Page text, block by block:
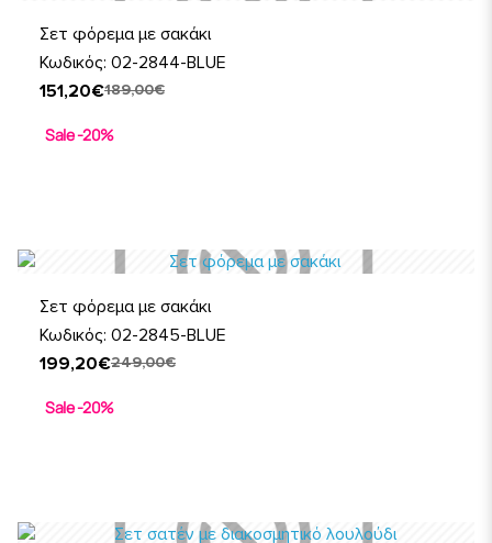
Σετ φόρεμα με σακάκι
Κωδικός: 02-2844-BLUE
151,20€189,00€
Sale -20%
Σετ φόρεμα με σακάκι
Κωδικός: 02-2845-BLUE
199,20€249,00€
Sale -20%